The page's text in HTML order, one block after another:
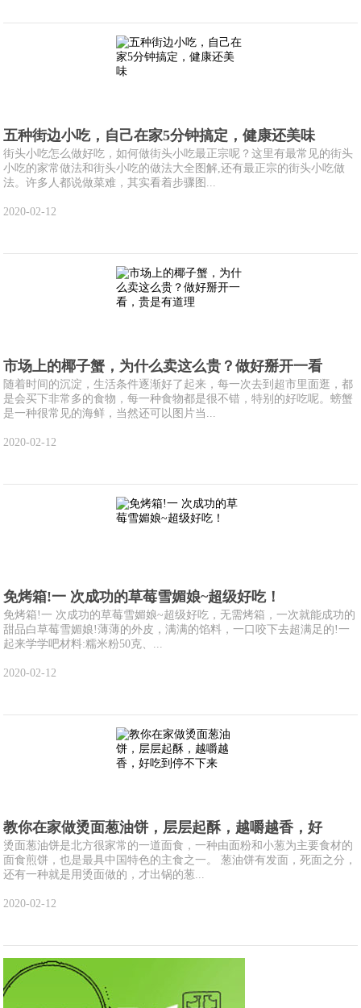
五种街边小吃，自己在家5分钟搞定，健康还美味
街头小吃怎么做好吃，如何做街头小吃最正宗呢？这里有最常见的街头
小吃的家常做法和街头小吃的做法大全图解,还有最正宗的街头小吃做
法。许多人都说做菜难，其实看着步骤图...
2020-02-12
市场上的椰子蟹，为什么卖这么贵？做好掰开一看
随着时间的沉淀，生活条件逐渐好了起来，每一次去到超市里面逛，都
是会买下非常多的食物，每一种食物都是很不错，特别的好吃呢。螃蟹
是一种很常见的海鲜，当然还可以图片当...
2020-02-12
免烤箱!一 次成功的草莓雪媚娘~超级好吃！
免烤箱!一 次成功的草莓雪媚娘~超级好吃，无需烤箱，一次就能成功的
甜品白草莓雪媚娘!薄薄的外皮，满满的馅料，一口咬下去超满足的!一
起来学学吧材料:糯米粉50克、...
2020-02-12
教你在家做烫面葱油饼，层层起酥，越嚼越香，好
烫面葱油饼是北方很家常的一道面食，一种由面粉和小葱为主要食材的
面食煎饼，也是最具中国特色的主食之一。 葱油饼有发面，死面之分，
还有一种就是用烫面做的，才出锅的葱...
2020-02-12